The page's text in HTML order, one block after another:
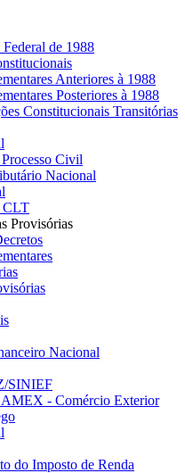
de 1988
Anteriores à 1988
Posteriores à 1988
Constitucionais Transitórias
Civil
Nacional
CLT
Provisórias
Nacional
SINIEF
- Comércio Exterior
do Imposto de Renda